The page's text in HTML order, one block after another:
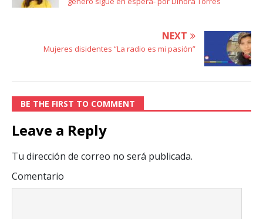
NEXT
Mujeres disidentes “La radio es mi pasión”
BE THE FIRST TO COMMENT
Leave a Reply
Tu dirección de correo no será publicada.
Comentario